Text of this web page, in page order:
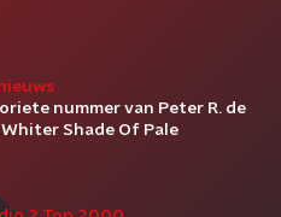
nummer van Peter R. de
Whiter Shade Of Pale